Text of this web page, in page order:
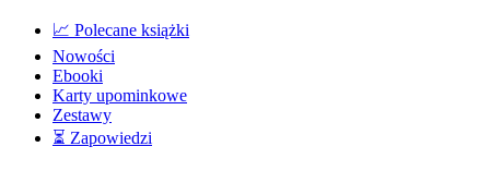
📈 Polecane książki
Nowości
Ebooki
Karty upominkowe
Zestawy
⏳ Zapowiedzi